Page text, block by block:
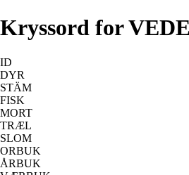
Kryssord for
ID
DYR
STÄM
FISK
MORT
TRÆL
SLOM
ORBUK
ÅRBUK